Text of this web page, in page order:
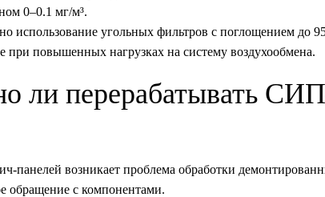
0–0.1 мг/м³.
использование угольных фильтров с поглощением до
повышенных нагрузках на систему воздухообмена.
ли перерабатывать
панелей возникает проблема обработки
обращение с компонентами.